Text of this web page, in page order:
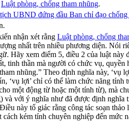
Luật phòng, chống tham nhũng.
UBND đứng đầu Ban chỉ đạo
nhận xét rằng Luật phòng, chống
nhất trên nhiều phương diện. Nói
Hãy xem điểm 5, điều 2 của luật này
tinh thần mà người có chức vụ, quyền
nhũng.” Theo định nghĩa này, ‘vụ
‘vụ lợi’ chỉ có thể làm chức năng tính
một động từ hoặc một tính từ), mà
và với ý nghĩa như đã được định nghĩa
này tố giác rằng công tác soạn
cách kém tính chuyên nghiệp đến mức